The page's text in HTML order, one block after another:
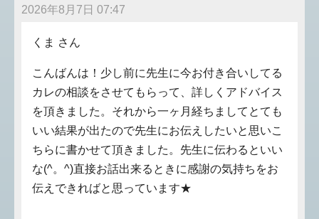
2026年8月7日 07:47
くま さん
こんばんは！少し前に先生に今お付き合いしてる
カレの相談をさせてもらって、詳しくアドバイス
を頂きました。それから一ヶ月経ちましてとても
いい結果が出たので先生にお伝えしたいと思いこ
ちらに書かせて頂きました。先生に伝わるといい
な(^。^)直接お話出来るときに感謝の気持ちをお
伝えできればと思っています★